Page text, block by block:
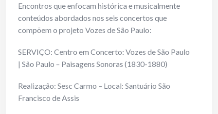
Encontros que enfocam histórica e musicalmente
conteúdos abordados nos seis concertos que
compõem o projeto Vozes de São Paulo:
SERVIÇO: Centro em Concerto: Vozes de São Paulo
| São Paulo – Paisagens Sonoras (1830-1880)
Realização: Sesc Carmo – Local: Santuário São
Francisco de Assis